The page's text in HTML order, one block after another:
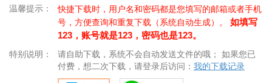
温馨提示：
快捷下载时，用户名和密码都是您填写的邮箱或者手机
号，方便查询和重复下载（系统自动生成）。 如填写
123，账号就是123，密码也是123。
特别说明：
请自助下载，系统不会自动发送文件的哦； 如果您已
付费，想二次下载，请登录后访问： 我的下载记录